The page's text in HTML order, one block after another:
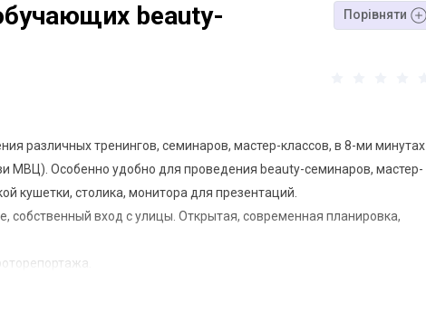
beauty-
Порівняти
различных тренингов, семинаров, мастер-классов, в 8-ми минутах
МВЦ). Особенно удобно для проведения beauty-семинаров, мастер-
кушетки, столика, монитора для презентаций.
собственный вход с улицы. Открытая, современная планировка,